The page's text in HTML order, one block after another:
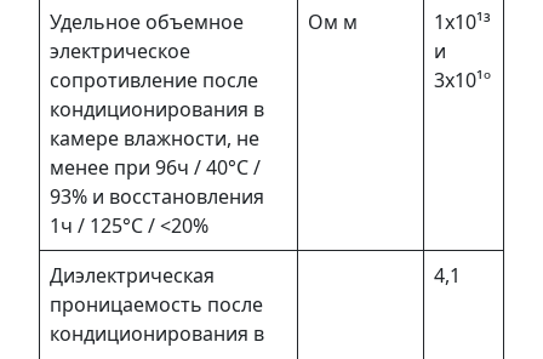
Удельное объемное
электрическое
сопротивление после
кондиционирования в
камере влажности, не
менее при 96ч / 40°С /
93% и восстановления
1ч / 125°С / <20%
Ом м
1х10¹³
и
3х10¹º
Диэлектрическая
проницаемость после
кондиционирования в
4,1